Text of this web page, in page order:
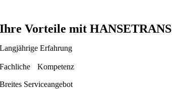
Vorteile mit HANSETRANS
Erfahrung
Kompetenz
Serviceangebot